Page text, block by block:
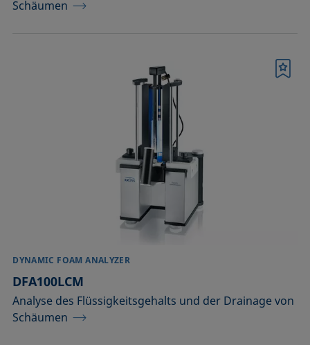
Schäumen
DYNAMIC FOAM ANALYZER
DFA100LCM
Analyse des Flüssigkeitsgehalts und der Drainage von
Schäumen